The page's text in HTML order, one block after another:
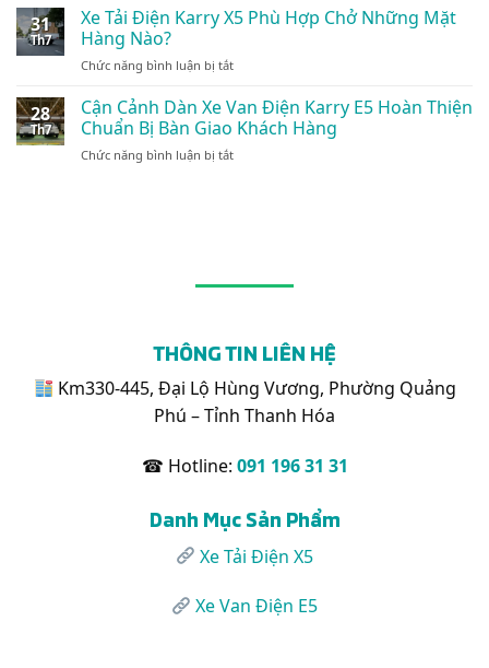
Pháp
Nội
24/7
Điện:
Vận
Xanh
Đột
Cảnh
Điện
Thùng
Kín
Tối
31
Th7
Xe Tải Điện Karry X5 Phù Hợp Chở Những Mặt
Hàng Nào?
Chức năng bình luận bị tắtở
Tải
Điện
Karry
X5
Nào?
28
Th7
Cận Cảnh Dàn Xe Van Điện Karry E5 Hoàn Thiện
Chuẩn Bị Bàn Giao Khách Hàng
Chức năng bình luận bị tắtở
Karry
Chuẩn
Bàn
Giao
THÔNG TIN LIÊN HỆ
Km330-445, Đại Lộ Hùng Vương, Phường Quảng
Phú – Tỉnh Thanh Hóa
☎ Hotline: 091 196 31 31
Danh Mục Sản Phẩm
Xe Tải Điện X5
Xe Van Điện E5